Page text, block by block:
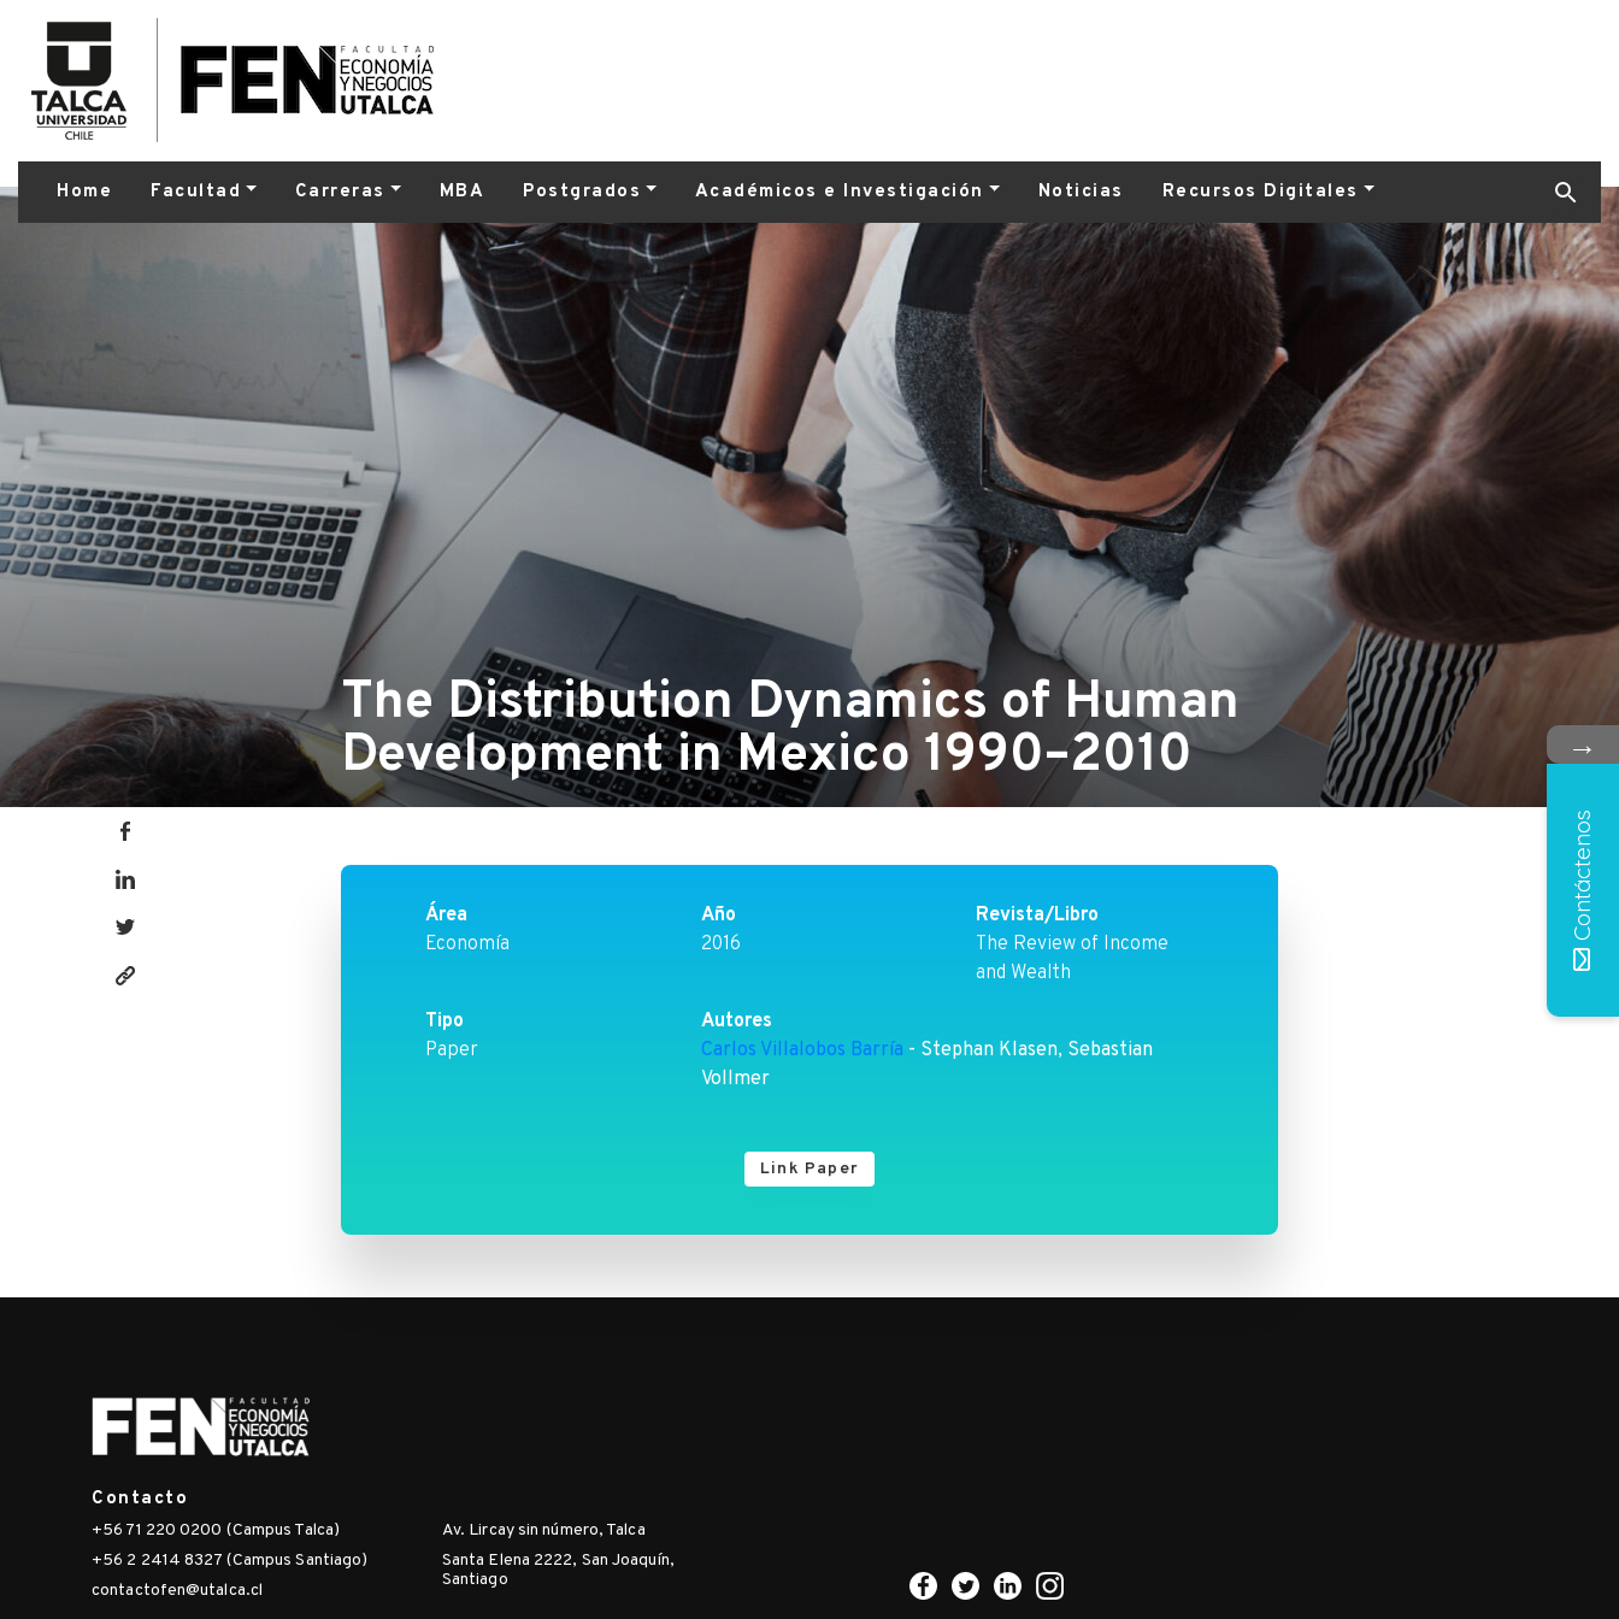
Home Facultad Carreras MBA Postgrados Académicos e Investigación Noticias Recursos Digitales
The Distribution Dynamics of Human
Development in Mexico 1990–2010
2/
Área
Economía
Año
2016
Revista/Libro
The Review of Income
and Wealth
Tipo
Paper
Autores
Carlos Villalobos Barría - Stephan Klasen, Sebastian
Vollmer
Link Paper
Contacto
+56 71 220 0200 (Campus Talca)
+56 2 2414 8327 (Campus Santiago)
contactofen@utalca.cl
Av. Lircay sin número, Talca
Santa Elena 2222, San Joaquín,
Santiago
→
Contáctenos